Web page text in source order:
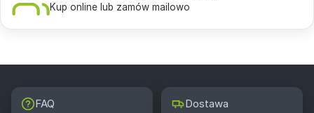
Kup online lub zamów mailowo
FAQ Dostawa